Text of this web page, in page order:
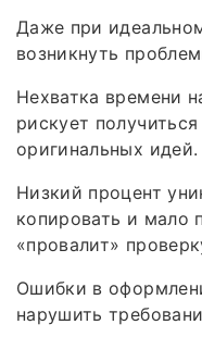
Даже при
возникнуть
Нехватка времени
рискует
оригинальных идей.
Низкий процент
копировать и мало
«провалит»
Ошибки в
нарушить